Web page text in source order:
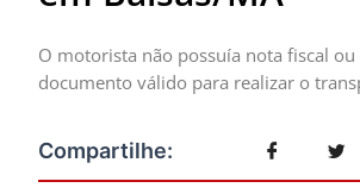
O motorista não possuía nota fiscal
documento válido para realizar o